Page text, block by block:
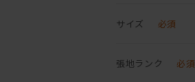
サイズ 必須
張地ランク 必須